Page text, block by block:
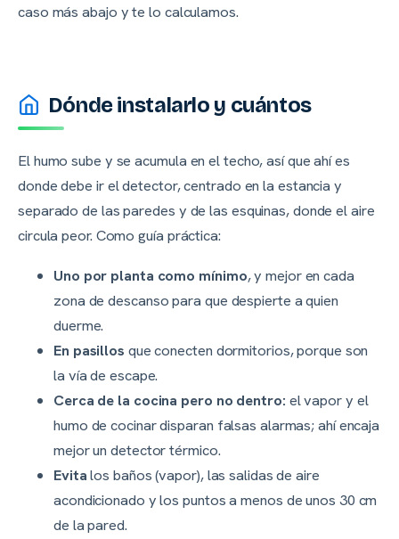
caso más abajo y te lo calculamos.
Dónde instalarlo y cuántos
El humo sube y se acumula en el techo, así que ahí es
donde debe ir el detector, centrado en la estancia y
separado de las paredes y de las esquinas, donde el aire
circula peor. Como guía práctica:
Uno por planta como mínimo, y mejor en cada
zona de descanso para que despierte a quien
duerme.
En pasillos que conecten dormitorios, porque son
la vía de escape.
Cerca de la cocina pero no dentro: el vapor y el
humo de cocinar disparan falsas alarmas; ahí encaja
mejor un detector térmico.
Evitalos baños (vapor), las salidas de aire
acondicionado y los puntos a menos de unos 30 cm
de la pared.